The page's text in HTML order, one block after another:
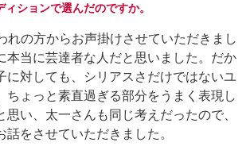
ィションで選んだのですか。
の方からお声掛けさせていただきまし
本当に芸達者な人だと思いました。だか
に対しても、シリアスさだけではないユ
ちょっと素直過ぎる部分をうまく表現し
思い、太一さんも同じ考えだったので、
話をさせていただきました。